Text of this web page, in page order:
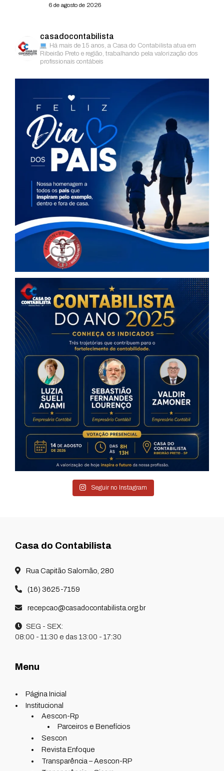
6 de agosto de 2026
casadocontabilista
Há mais de 15 anos, a Casa do Contabilista atua em
Ribeirão Preto e região, trabalhando pela valorização dos
profissionais contábeis
Seguir no Instagram
Casa do Contabilista
Rua Capitão Salomão, 280
(16) 3625-7159
recepcao@casadocontabilista.org.br
SEG - SEX:
08:00 - 11:30 e das 13:00 - 17:30
Menu
Página Inicial
Institucional
Aescon-Rp
Parceiros e Benefícios
Sescon
Revista Enfoque
Transparência – Aescon-RP